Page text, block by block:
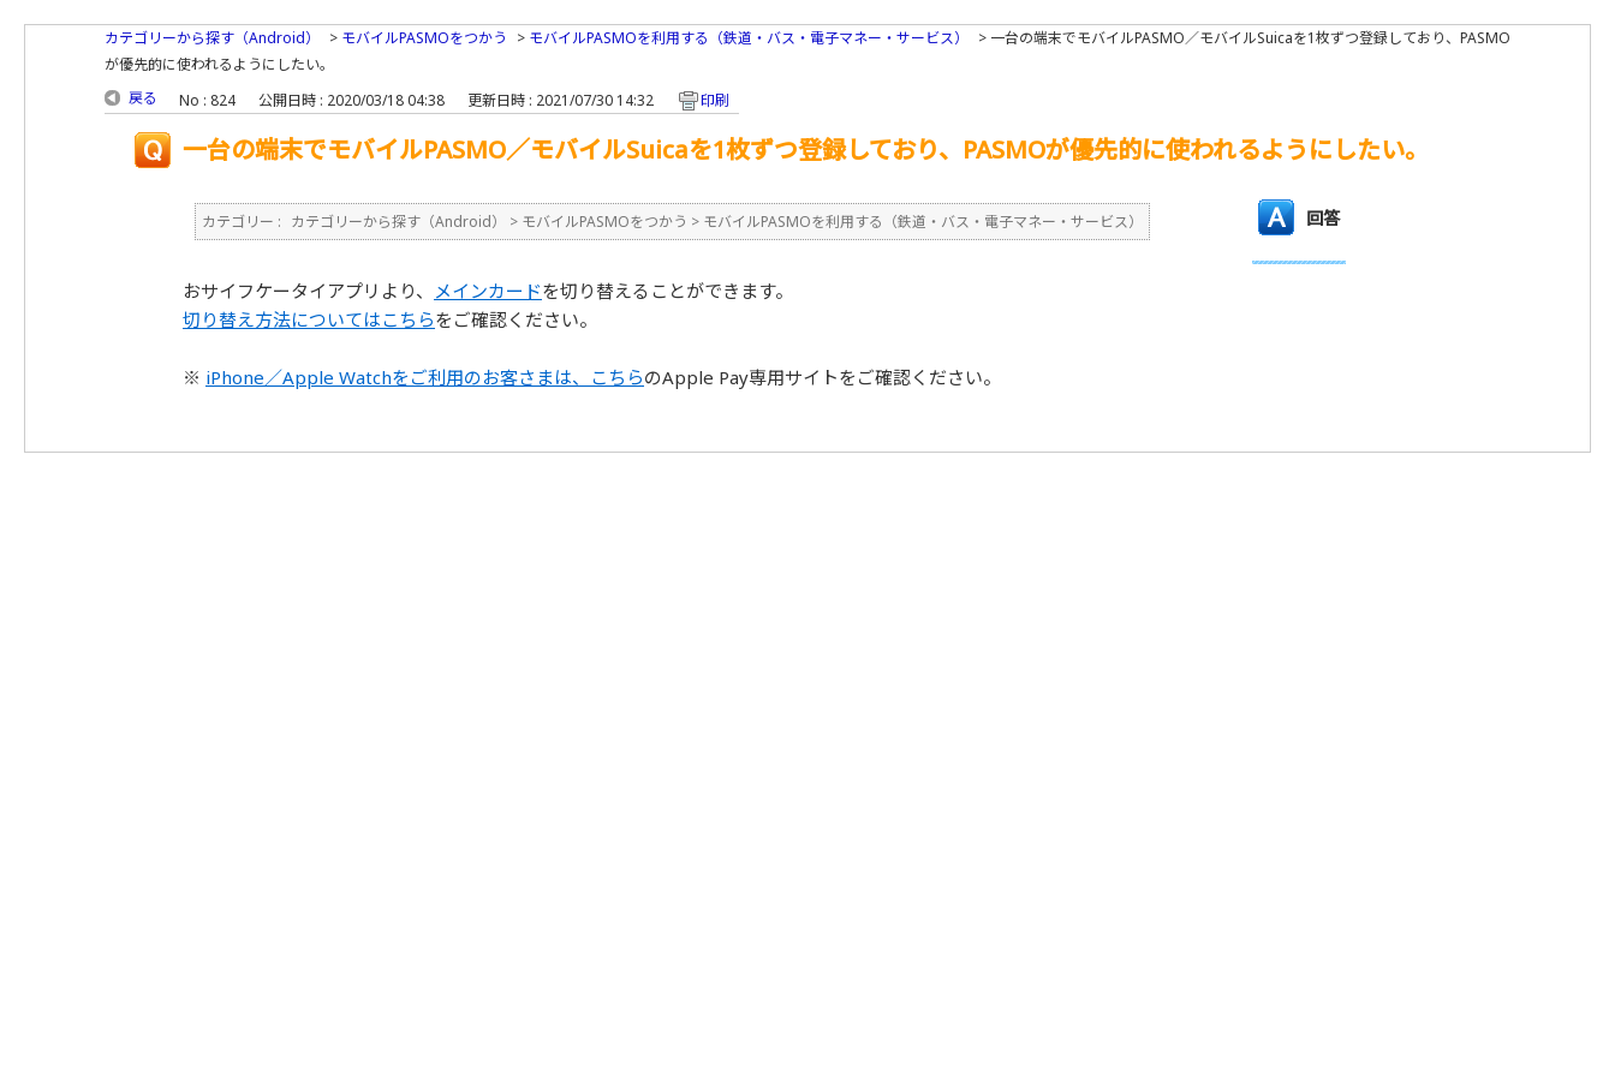
カテゴリーから探す（Android） > モバイルPASMOをつかう > モバイルPASMOを利用する（鉄道・バス・電子マネー・サービス） > 一台の端末でモバイルPASMO／モバイルSuicaを1枚ずつ登録しており、PASMO
が優先的に使われるようにしたい。
戻る
No : 824 公開日時 : 2020/03/18 04:38 更新日時 : 2021/07/30 14:32 印刷
一台の端末でモバイルPASMO／モバイルSuicaを1枚ずつ登録しており、PASMOが優先的に使われるようにしたい。
カテゴリー : カテゴリーから探す（Android） > モバイルPASMOをつかう > モバイルPASMOを利用する（鉄道・バス・電子マネー・サービス） 回答
おサイフケータイアプリより、 メインカードを切り替えることができます。
切り替え方法についてはこちらをご確認ください。
※ iPhone／Apple Watchをご利用のお客さまは、こちらのApple Pay専用サイトをご確認ください。